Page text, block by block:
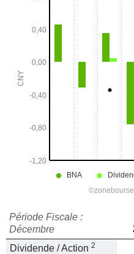
Période Fiscale :
Décembre
Dividende / Action 2